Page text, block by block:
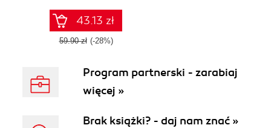
43.13 zł
59.90 zł (-28%)
Program partnerski - zarabiaj
więcej »
Brak książki? - daj nam znać »